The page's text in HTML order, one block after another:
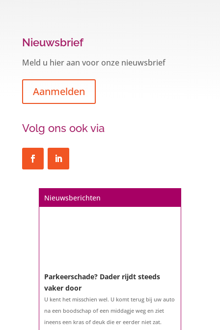
Nieuwsbrief
Meld u hier aan voor onze nieuwsbrief
Aanmelden
Volg ons ook via
Nieuwsberichten
Parkeerschade? Dader rijdt steeds
vaker door
U kent het misschien wel. U komt terug bij uw auto
na een boodschap of een middagje weg en ziet
ineens een kras of deuk die er eerder niet zat.